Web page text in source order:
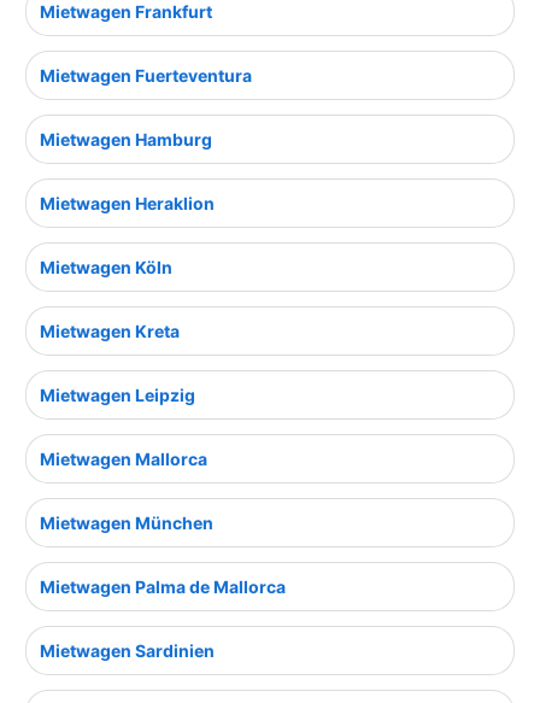
Mietwagen Frankfurt
Mietwagen Fuerteventura
Mietwagen Hamburg
Mietwagen Heraklion
Mietwagen Köln
Mietwagen Kreta
Mietwagen Leipzig
Mietwagen Mallorca
Mietwagen München
Mietwagen Palma de Mallorca
Mietwagen Sardinien